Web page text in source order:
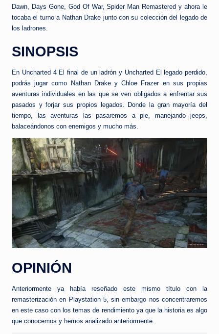
Dawn, Days Gone, God Of War, Spider Man Remastered y ahora le
tocaba el turno a Nathan Drake junto con su colección del legado de
los ladrones.
SINOPSIS
En Uncharted 4 El final de un ladrón y Uncharted El legado perdido,
podrás jugar como Nathan Drake y Chloe Frazer en sus propias
aventuras individuales en las que se ven obligados a enfrentar sus
pasados y forjar sus propios legados. Donde la gran mayoría del
tiempo, las aventuras las pasaremos a pie, manejando jeeps,
balaceándonos con enemigos y mucho más.
OPINIÓN
Anteriormente ya había reseñado este mismo título con la
remasterización en Playstation 5, sin embargo nos concentraremos
en este caso con los temas de rendimiento ya que la historia es algo
que conocemos y hemos analizado anteriormente.